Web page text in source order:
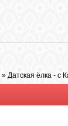
» Датская ёлка - с